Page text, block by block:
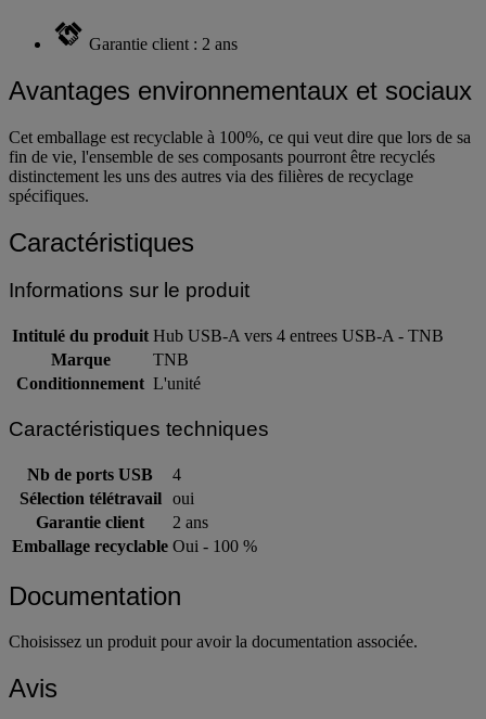
Garantie client : 2 ans
Avantages environnementaux et sociaux
Cet emballage est recyclable à 100%, ce qui veut dire que lors de sa
fin de vie, l'ensemble de ses composants pourront être recyclés
distinctement les uns des autres via des filières de recyclage
spécifiques.
Caractéristiques
Informations sur le produit
Intitulé du produit Hub USB-A vers 4 entrees USB-A - TNB
Marque
TNB
Conditionnement L'unité
Caractéristiques techniques
Nb de ports USB
4
Sélection télétravail
oui
Garantie client
2 ans
Emballage recyclable Oui - 100 %
Documentation
Choisissez un produit pour avoir la documentation associée.
Avis